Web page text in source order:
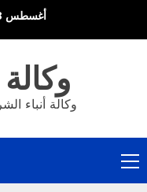
أغسطس 8, 2026
وكالة
وكالة أنباء
القائمة
الرئيسية